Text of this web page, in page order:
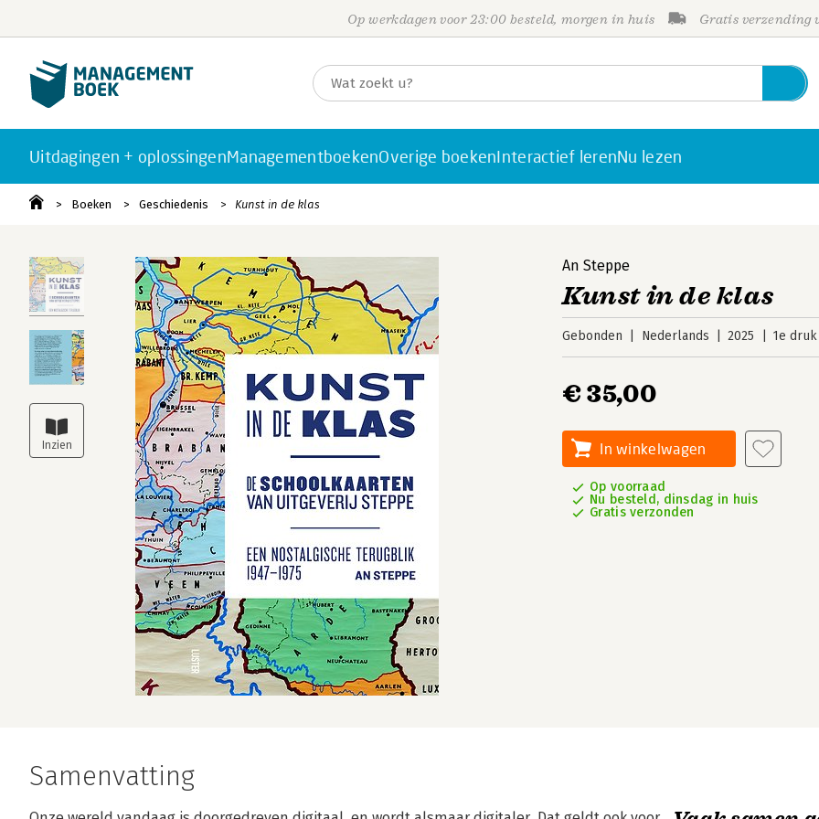
Op werkdagen voor 23:00 besteld, morgen in huis Gratis verzending
Uitdagingen + oplossingenManagementboekenOverige boekenInteractief lerenNu lezen
Boeken Geschiedenis Kunst in de klas
An Steppe
Kunst in de klas
Gebonden Nederlands 2025 1e druk
€ 35,00
In winkelwagen
Op voorraad
Nu besteld, dinsdag in huis
Gratis verzonden
Samenvatting